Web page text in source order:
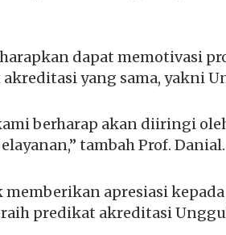
dapat memotivasi
yang sama, yakni
berharap akan diiringi
tambah Prof. Danial.
apresiasi
predikat akreditasi